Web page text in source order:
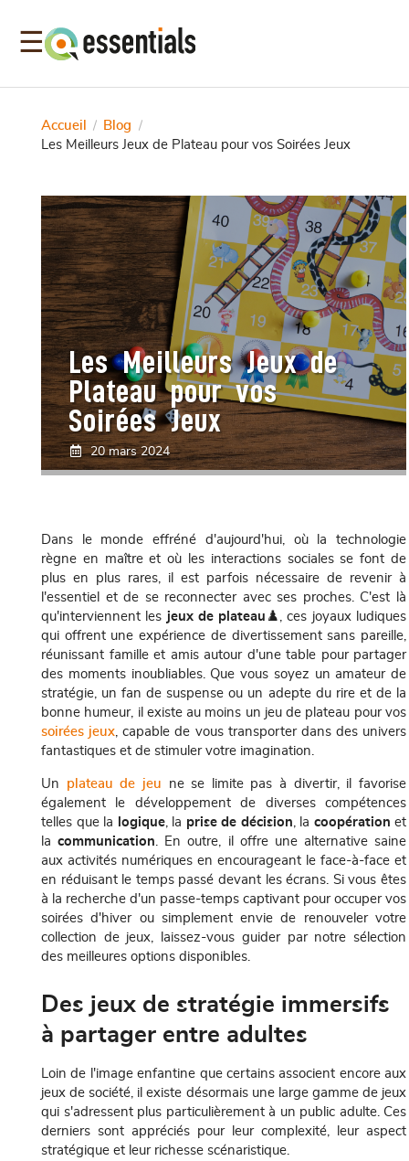
☰
Accueil / Blog /
Les Meilleurs Jeux de Plateau pour vos Soirées Jeux
Les Meilleurs Jeux de
Plateau pour vos
Soirées Jeux
20 mars 2024
Dans le monde effréné d'aujourd'hui, où la technologie
règne en maître et où les interactions sociales se font de
plus en plus rares, il est parfois nécessaire de revenir à
l'essentiel et de se reconnecter avec ses proches. C'est là
qu'interviennent les jeux de plateau ♟️, ces joyaux ludiques
qui offrent une expérience de divertissement sans pareille,
réunissant famille et amis autour d'une table pour partager
des moments inoubliables. Que vous soyez un amateur de
stratégie, un fan de suspense ou un adepte du rire et de la
bonne humeur, il existe au moins un jeu de plateau pour vos
soirées jeux, capable de vous transporter dans des univers
fantastiques et de stimuler votre imagination.
Un plateau de jeu ne se limite pas à divertir, il favorise
également le développement de diverses compétences
telles que la
logique, la prise de décision, la coopération et
lacommunication. En outre, il offre une alternative saine
aux activités numériques en encourageant le face-à-face et
en réduisant le temps passé devant les écrans. Si vous êtes
à la recherche d'un passe-temps captivant pour occuper vos
soirées d'hiver ou simplement envie de renouveler votre
collection de jeux, laissez-vous guider par notre sélection
des meilleures options disponibles.
Des jeux de stratégie immersifs
à partager entre adultes
Loin de l'image enfantine que certains associent encore aux
jeux de société, il existe désormais une large gamme de jeux
qui s'adressent plus particulièrement à un public adulte. Ces
derniers sont appréciés pour leur complexité, leur aspect
stratégique et leur richesse scénaristique.